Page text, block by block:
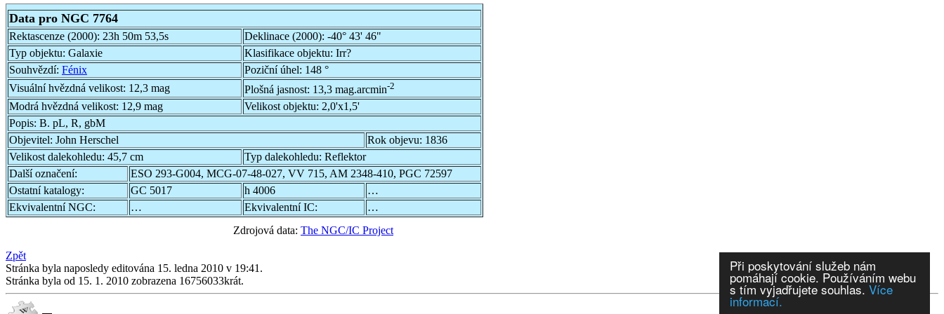
Při poskytování služeb nám
pomáhají cookie. Používáním webu
s tím vyjadřujete souhlas. Více
informací.
Data pro NGC 7764
Rektascenze (2000): 23h 50m 53,5s Deklinace (2000): -40° 43' 46"
Typ objektu: Galaxie Klasifikace objektu: Irr?
Souhvězdí: Fénix Poziční úhel: 148 °
Visuální hvězdná velikost: 12,3 mag Plošná jasnost: 13,3 mag.arcmin-2
Modrá hvězdná velikost: 12,9 mag Velikost objektu: 2,0'x1,5'
Popis: B. pL, R, gbM
Objevitel: John Herschel Rok objevu: 1836
Velikost dalekohledu: 45,7 cm Typ dalekohledu: Reflektor
Další označení:
ESO 293-G004, MCG-07-48-027, VV 715, AM 2348-410, PGC 72597
Ostatní katalogy:
GC 5017 h 4006
…
Ekvivalentní NGC:
… Ekvivalentní IC:
…
Zdrojová data: The NGC/IC Project
Zpět
Stránka byla naposledy editována 15. ledna 2010 v 19:41.
Stránka byla od 15. 1. 2010 zobrazena 16756033krát.